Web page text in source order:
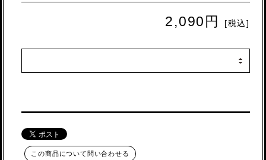
2,090円 [税込]
この商品について問い合わせる